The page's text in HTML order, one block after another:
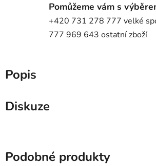
Pomůžeme vám s
+420 731 278 777 velké
777 969 643 ostatní zboží
Popis
Diskuze
Podobné produkty